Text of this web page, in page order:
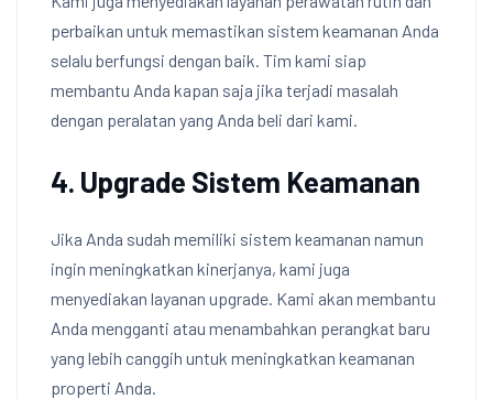
perbaikan untuk memastikan sistem keamanan Anda
selalu berfungsi dengan baik. Tim kami siap
membantu Anda kapan saja jika terjadi masalah
dengan peralatan yang Anda beli dari kami.
4. Upgrade Sistem Keamanan
Jika Anda sudah memiliki sistem keamanan namun
ingin meningkatkan kinerjanya, kami juga
menyediakan layanan upgrade. Kami akan membantu
Anda mengganti atau menambahkan perangkat baru
yang lebih canggih untuk meningkatkan keamanan
properti Anda.